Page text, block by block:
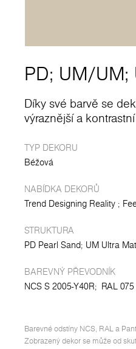
PD; UM/UM;
Díky své barvě se
výraznější a
TYP DEKORU
Béžová
NABÍDKA DEKORŮ
Trend Designing Reality
STRUKTURA
PD Pearl Sand UM Ultra
BAREVNÝ PŘEVODNÍK
NCS S 2005-Y40R; RAL
Barevné odstíny NCS, RAL a
Zobrazený dekor se může od